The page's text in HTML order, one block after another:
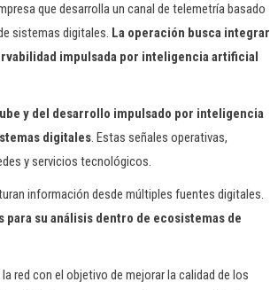
que desarrolla un canal de telemetría basado
sistemas digitales. La operación busca integrar
impulsada por inteligencia artificial
y del desarrollo impulsado por inteligencia
digitales. Estas señales operativas,
y servicios tecnológicos.
información desde múltiples fuentes digitales.
su análisis dentro de ecosistemas de
red con el objetivo de mejorar la calidad de los